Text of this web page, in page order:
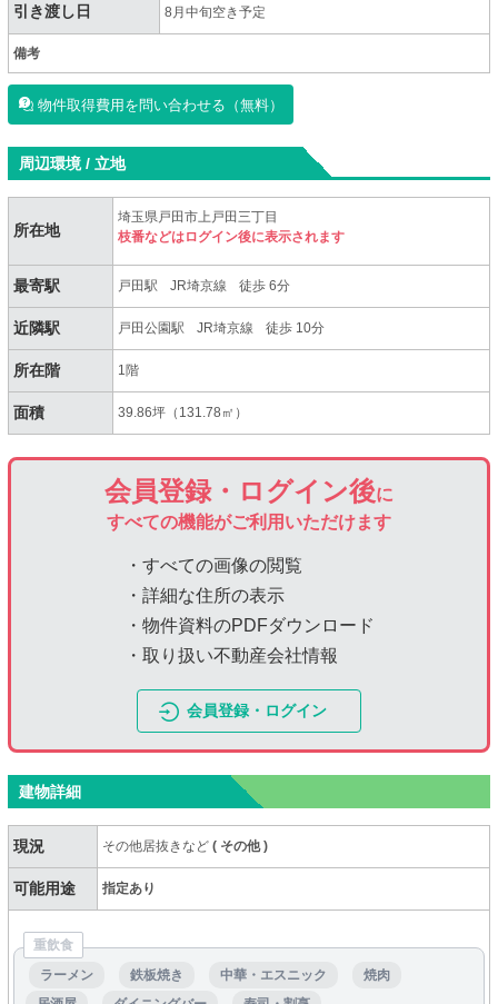
引き渡し日 8月中旬空き予定
備考
物件取得費用を問い合わせる（無料）
周辺環境 / 立地
所在地
埼玉県戸田市上戸田三丁目
枝番などはログイン後に表示されます
最寄駅 戸田駅 JR埼京線 徒歩 6分
近隣駅 戸田公園駅 JR埼京線 徒歩 10分
所在階 1階
面積 39.86坪（131.78㎡）
会員登録・ログイン後に
すべての機能がご利用いただけます
・すべての画像の閲覧
・詳細な住所の表示
・物件資料のPDFダウンロード
・取り扱い不動産会社情報
会員登録・ログイン
建物詳細
現況 その他居抜きなど( その他)
可能用途 指定あり
重飲食
ラーメン
鉄板焼き 中華・エスニック
焼肉